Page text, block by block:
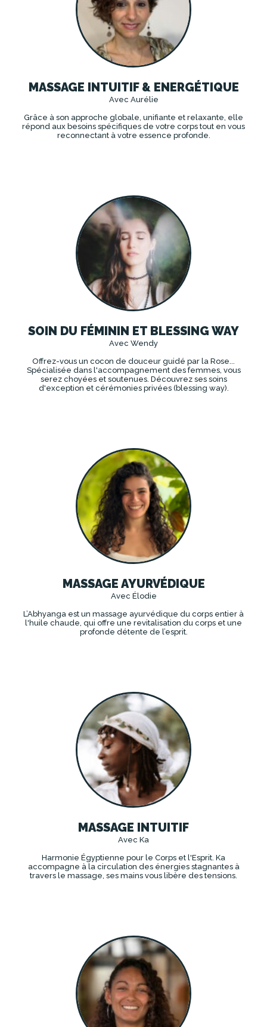
MASSAGE INTUITIF & ENERGÉTIQUE
Avec Aurélie
Grâce à son approche globale, unifiante et relaxante, elle
répond aux besoins spécifiques de votre corps tout en vous
reconnectant à votre essence profonde.
SOIN DU FÉMININ ET BLESSING WAY
Avec Wendy
Offrez-vous un cocon de douceur guidé par la Rose...
Spécialisée dans l'accompagnement des femmes, vous
serez choyées et soutenues. Découvrez ses soins
d'exception et cérémonies privées (blessing way).
MASSAGE AYURVÉDIQUE
Avec Élodie
L’Abhyanga est un massage ayurvédique du corps entier à
l'huile chaude, qui offre une revitalisation du corps et une
profonde détente de l’esprit.
MASSAGE INTUITIF
Avec Ka
Harmonie Égyptienne pour le Corps et l'Esprit. Ka
accompagne à la circulation des énergies stagnantes à
travers le massage, ses mains vous libère des tensions.